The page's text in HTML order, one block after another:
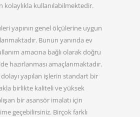
kolaylıkla kullanılabilmektedir.
yapının genel ölçülerine uygun
Bunun yanında ev
amacına bağlı olarak doğru
hazırlanması amaçlanmaktadır.
yapılan işlerin standart bir
birlikte kaliteli ve yüksek
bir asansör imalatı için
geçebilirsiniz. Birçok farklı